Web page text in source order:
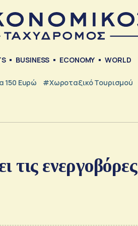
BUSINESS ECONOMY WORLD
150 Ευρώ #Χωροταξικό Τουρισμού
τις ενεργοβόρες